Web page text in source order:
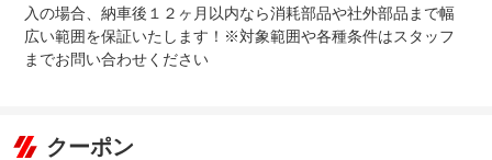
入の場合、納車後１２ヶ月以内なら消耗部品や社外部品まで幅
広い範囲を保証いたします！※対象範囲や各種条件はスタッフ
までお問い合わせください
クーポン